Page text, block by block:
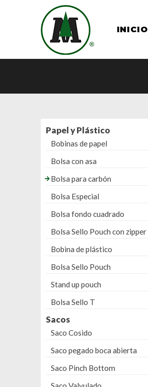
INICIO
Papel y Plástico
Bobinas de papel
Bolsa con asa
Bolsa para carbón
Bolsa Especial
Bolsa fondo cuadrado
Bolsa Sello Pouch con zipper
Bobina de plástico
Bolsa Sello Pouch
Stand up pouch
Bolsa Sello T
Sacos
Saco Cosido
Saco pegado boca abierta
Saco Pinch Bottom